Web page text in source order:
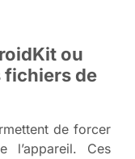
ou
fichiers de
de forcer
l’appareil. Ces